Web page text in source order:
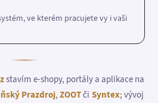
ve kterém pracujete vy i vaši
stavím e-shopy, portály a aplikace na
Prazdroj,ZOOTči Syntex; vývoj